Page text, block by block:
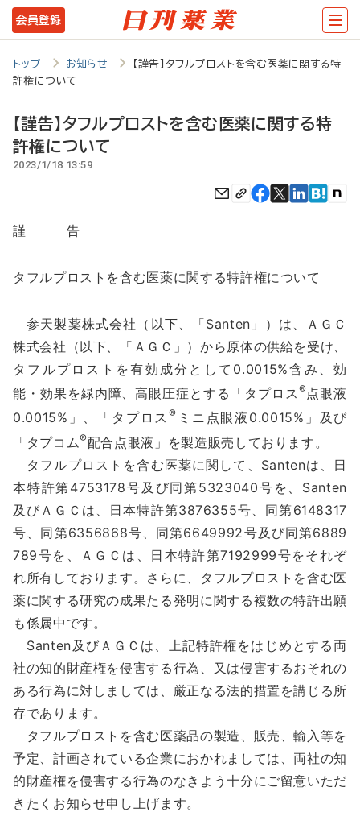
メ
イ
コ
テ
会員登録
トップ お知らせ
【謹告】タフルプロストを含む医薬に関する特
許権について
【謹告】タフルプロストを含む医薬に関する特
許権について
2023/1/18 13:59
謹 告
タフルプロストを含む医薬に関する特許権について
参天製薬株式会社（以下、「Santen」）は、ＡＧＣ
株式会社（以下、「ＡＧＣ」）から原体の供給を受け、
タフルプロストを有効成分として0.0015%含み、効
能・効果を緑内障、高眼圧症とする「タプロス®点眼液
0.0015%」、「タプロス® ミニ点眼液0.0015%」及び
「タプコム®配合点眼液」を製造販売しております。
タフルプロストを含む医薬に関して、Santenは、日
本特許第4753178号及び同第5323040号を、Santen
及びＡＧＣは、日本特許第3876355号、同第6148317
号、同第6356868号、同第6649992号及び同第6889
789号を、ＡＧＣは、日本特許第7192999号をそれぞ
れ所有しております。さらに、タフルプロストを含む医
薬に関する研究の成果たる発明に関する複数の特許出願
も係属中です。
Santen及びＡＧＣは、上記特許権をはじめとする両
社の知的財産権を侵害する行為、又は侵害するおそれの
ある行為に対しましては、厳正なる法的措置を講じる所
存であります。
タフルプロストを含む医薬品の製造、販売、輸入等を
予定、計画されている企業におかれましては、両社の知
的財産権を侵害する行為のなきよう十分にご留意いただ
きたくお知らせ申し上げます。